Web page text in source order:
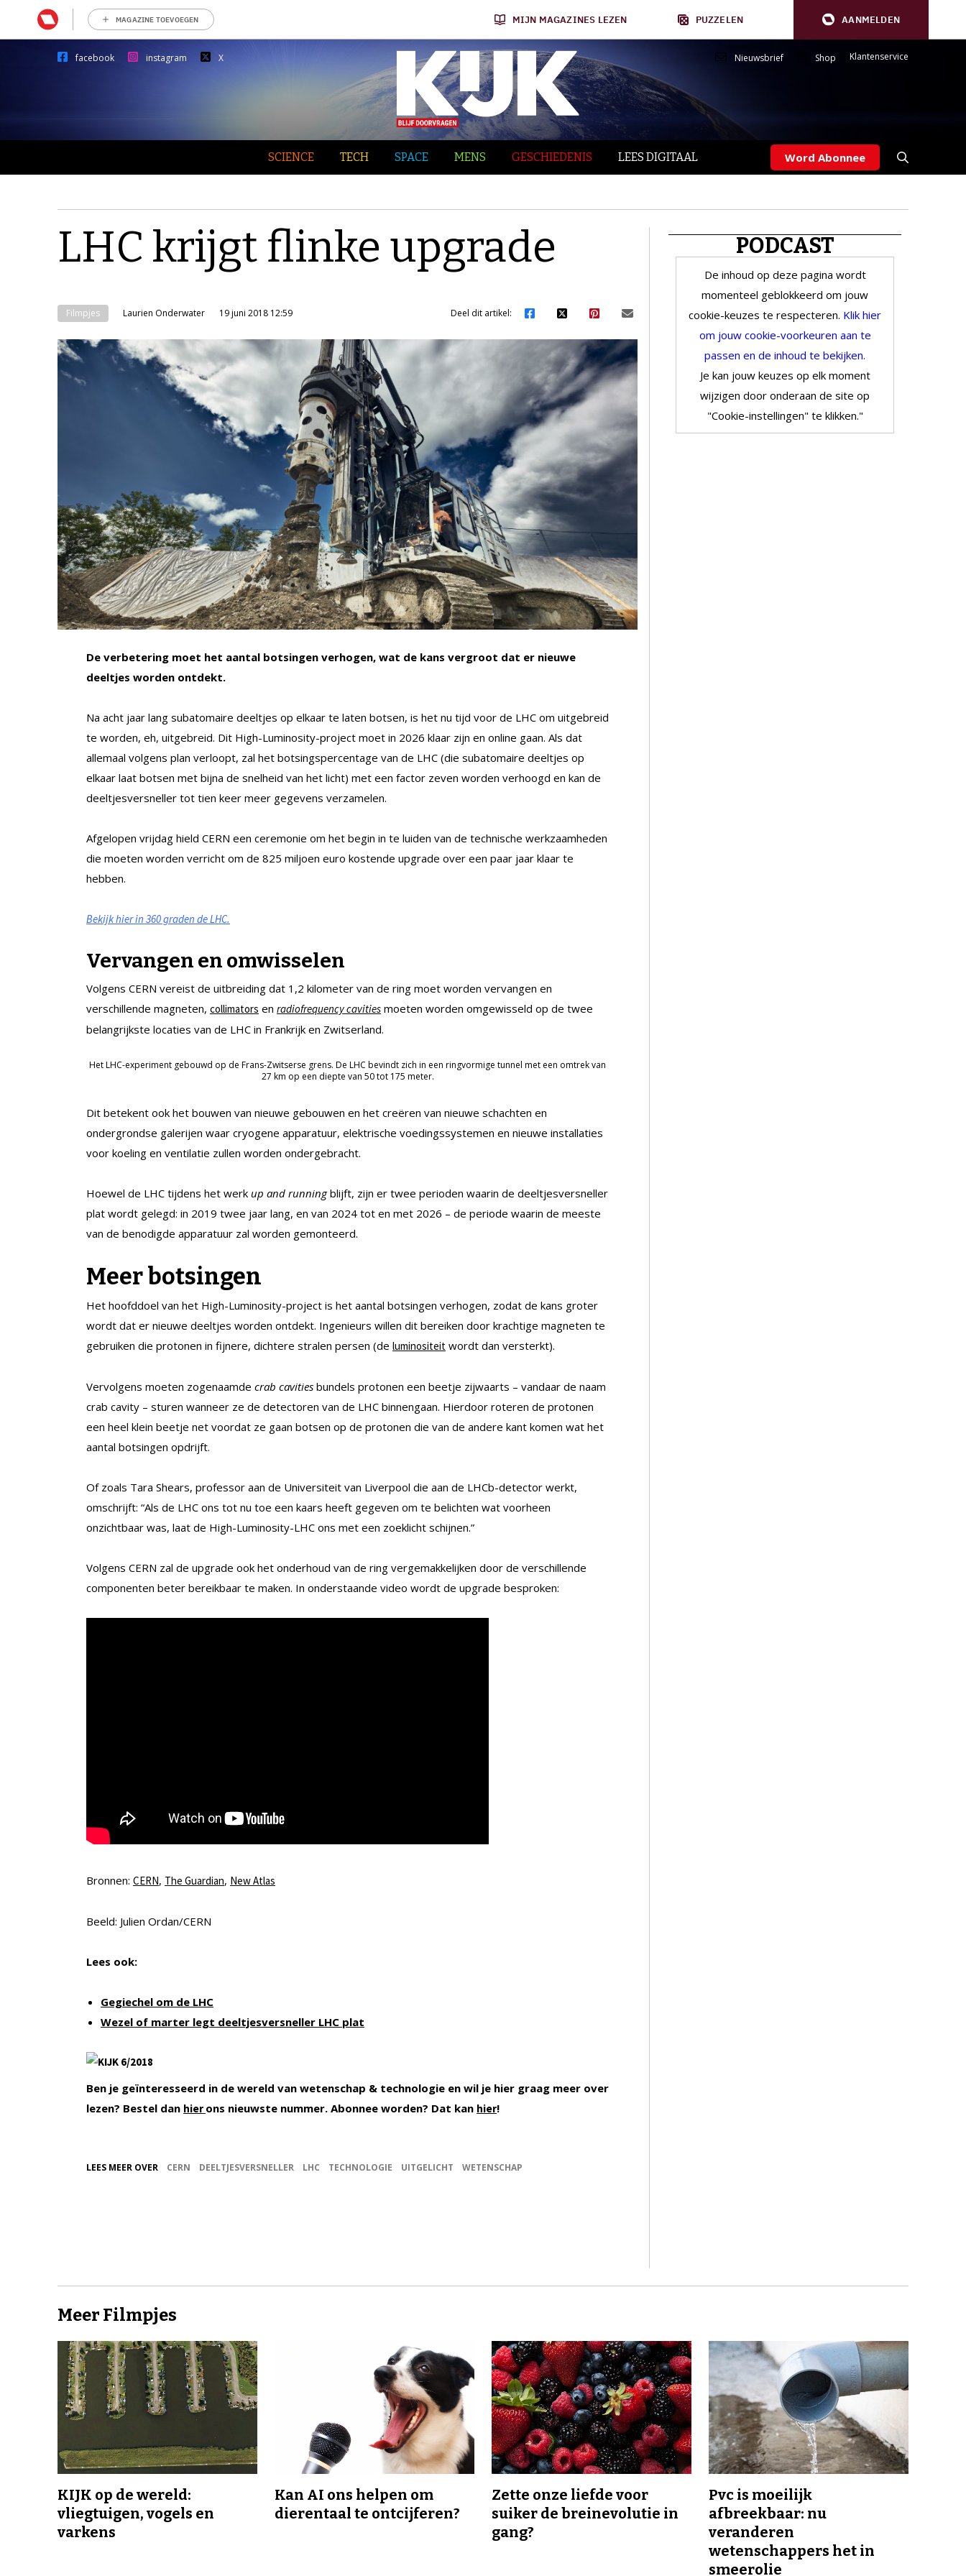
MAGAZINE TOEVOEGEN MIJN MAGAZINES LEZEN PUZZELEN AANMELDEN
facebook instagram X Nieuwsbrief Shop Klantenservice
SCIENCE TECH SPACE MENS GESCHIEDENIS LEES DIGITAAL Word Abonnee
LHC krijgt flinke upgrade
Filmpjes Laurien Onderwater 19 juni 2018 12:59 Deel dit artikel:
De verbetering moet het aantal botsingen verhogen, wat de kans vergroot dat er nieuwe
deeltjes worden ontdekt.
Na acht jaar lang subatomaire deeltjes op elkaar te laten botsen, is het nu tijd voor de LHC om uitgebreid
te worden, eh, uitgebreid. Dit High-Luminosity-project moet in 2026 klaar zijn en online gaan. Als dat
allemaal volgens plan verloopt, zal het botsingspercentage van de LHC (die subatomaire deeltjes op
elkaar laat botsen met bijna de snelheid van het licht) met een factor zeven worden verhoogd en kan de
deeltjesversneller tot tien keer meer gegevens verzamelen.
Afgelopen vrijdag hield CERN een ceremonie om het begin in te luiden van de technische werkzaamheden
die moeten worden verricht om de 825 miljoen euro kostende upgrade over een paar jaar klaar te
hebben.
Bekijk hier in 360 graden de LHC.
Vervangen en omwisselen
Volgens CERN vereist de uitbreiding dat 1,2 kilometer van de ring moet worden vervangen en
verschillende magneten, collimators en radiofrequency cavities moeten worden omgewisseld op de twee
belangrijkste locaties van de LHC in Frankrijk en Zwitserland.
Het LHC-experiment gebouwd op de Frans-Zwitserse grens. De LHC bevindt zich in een ringvormige tunnel met een omtrek van
27 km op een diepte van 50 tot 175 meter.
Dit betekent ook het bouwen van nieuwe gebouwen en het creëren van nieuwe schachten en
ondergrondse galerijen waar cryogene apparatuur, elektrische voedingssystemen en nieuwe installaties
voor koeling en ventilatie zullen worden ondergebracht.
Hoewel de LHC tijdens het werk up and runningblijft, zijn er twee perioden waarin de deeltjesversneller
plat wordt gelegd: in 2019 twee jaar lang, en van 2024 tot en met 2026 – de periode waarin de meeste
van de benodigde apparatuur zal worden gemonteerd.
Meer botsingen
Het hoofddoel van het High-Luminosity-project is het aantal botsingen verhogen, zodat de kans groter
wordt dat er nieuwe deeltjes worden ontdekt. Ingenieurs willen dit bereiken door krachtige magneten te
gebruiken die protonen in fijnere, dichtere stralen persen (de luminositeit wordt dan versterkt).
Vervolgens moeten zogenaamde crab cavities bundels protonen een beetje zijwaarts – vandaar de naam
crab cavity – sturen wanneer ze de detectoren van de LHC binnengaan. Hierdoor roteren de protonen
een heel klein beetje net voordat ze gaan botsen op de protonen die van de andere kant komen wat het
aantal botsingen opdrijft.
Of zoals Tara Shears, professor aan de Universiteit van Liverpool die aan de LHCb-detector werkt,
omschrijft: “Als de LHC ons tot nu toe een kaars heeft gegeven om te belichten wat voorheen
onzichtbaar was, laat de High-Luminosity-LHC ons met een zoeklicht schijnen.”
Volgens CERN zal de upgrade ook het onderhoud van de ring vergemakkelijken door de verschillende
componenten beter bereikbaar te maken. In onderstaande video wordt de upgrade besproken:
Bronnen: CERN, The Guardian, New Atlas
Beeld: Julien Ordan/CERN
Lees ook:
Gegiechel om de LHC
Wezel of marter legt deeltjesversneller LHC plat
Ben je geïnteresseerd in de wereld van wetenschap & technologie en wil je hier graag meer over
lezen? Bestel dan hier ons nieuwste nummer. Abonnee worden? Dat kan hier!
LEES MEER OVER CERN DEELTJESVERSNELLER LHC TECHNOLOGIE UITGELICHT WETENSCHAP
PODCAST
De inhoud op deze pagina wordt
momenteel geblokkeerd om jouw
cookie-keuzes te respecteren. Klik hier
om jouw cookie-voorkeuren aan te
passen en de inhoud te bekijken.
Je kan jouw keuzes op elk moment
wijzigen door onderaan de site op
"Cookie-instellingen" te klikken."
Meer Filmpjes
KIJK op de wereld:
vliegtuigen, vogels en
varkens
Kan AI ons helpen om
dierentaal te ontcijferen?
Zette onze liefde voor
suiker de breinevolutie in
gang?
Pvc is moeilijk
afbreekbaar: nu
veranderen
wetenschappers het in
smeerolie